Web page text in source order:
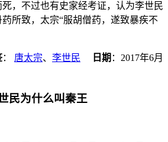
，不过也有史家经考证，认为李世民
所致，太宗“服胡僧药，遂致暴疾不
： 唐太宗、 李世民 日期 ： 2017年6月
民为什么叫秦王